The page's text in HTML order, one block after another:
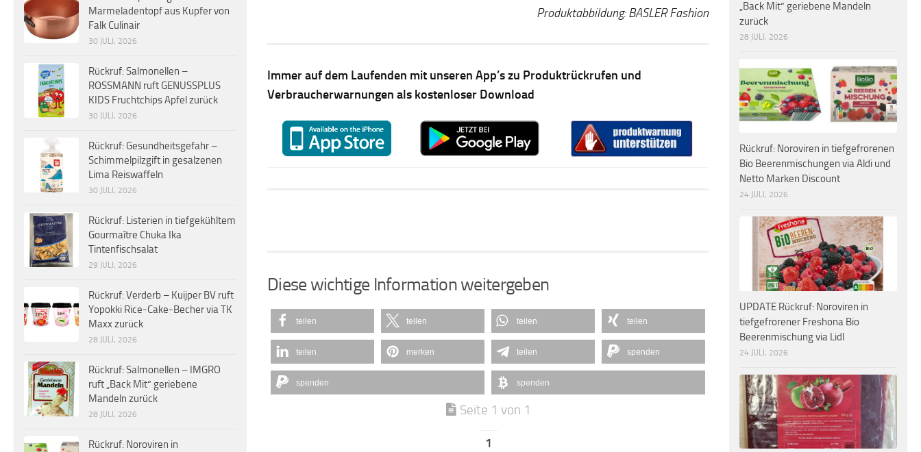
Produktabbildung: BASLER Fashion
Immer auf dem Laufenden mit unseren App’s zu Produktrückrufen und
Verbraucherwarnungen als kostenloser Download
Diese wichtige Information weitergeben
teilen teilen teilen teilen
teilen merken teilen spenden
spenden spenden
Seite 1 von 1
1
Marmeladentopf aus Kupfer von
Falk Culinair
30 JULI, 2026
Rückruf: Salmonellen –
ROSSMANN ruft GENUSSPLUS
KIDS Fruchtchips Apfel zurück
30 JULI, 2026
Rückruf: Gesundheitsgefahr –
Schimmelpilzgift in gesalzenen
Lima Reiswaffeln
30 JULI, 2026
Rückruf: Listerien in tiefgekühltem
Gourmaître Chuka Ika
Tintenfischsalat
29 JULI, 2026
Rückruf: Verderb – Kuijper BV ruft
Yopokki Rice-Cake-Becher via TK
Maxx zurück
28 JULI, 2026
Rückruf: Salmonellen – IMGRO
ruft „Back Mit“ geriebene
Mandeln zurück
28 JULI, 2026
Rückruf: Noroviren in
„Back Mit“ geriebene Mandeln
zurück
28 JULI, 2026
Rückruf: Noroviren in tiefgefrorenen
Bio Beerenmischungen via Aldi und
Netto Marken Discount
24 JULI, 2026
UPDATE Rückruf: Noroviren in
tiefgefrorener Freshona Bio
Beerenmischung via Lidl
24 JULI, 2026